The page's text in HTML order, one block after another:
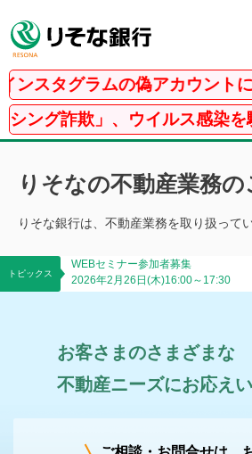
タグラムの偽アカウントにご
欺」、ウイルス感染を騙る
りそなの不動産業務の
りそな銀行は、不動産業務を取り扱って
グループとしての豊富なネットワークを
お客さまのニーズにお応えいたします。
トピックス
WEBセミナー参加者募集
2026年2月26日(木)16:00～17:30
お客さまのさまざまな
不動産ニーズにお応えい